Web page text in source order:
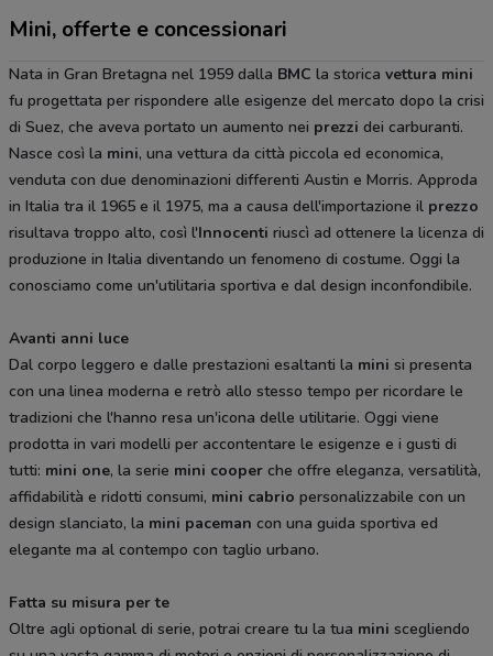
Mini, offerte e concessionari
Nata in Gran Bretagna nel 1959 dalla BMC la storica vettura mini
fu progettata per rispondere alle esigenze del mercato dopo la crisi
di Suez, che aveva portato un aumento nei prezzi dei carburanti.
Nasce così la mini, una vettura da città piccola ed economica,
venduta con due denominazioni differenti Austin e Morris. Approda
in Italia tra il 1965 e il 1975, ma a causa dell'importazione il prezzo
risultava troppo alto, così l'Innocenti riuscì ad ottenere la licenza di
produzione in Italia diventando un fenomeno di costume. Oggi la
conosciamo come un'utilitaria sportiva e dal design inconfondibile.
Avanti anni luce
Dal corpo leggero e dalle prestazioni esaltanti la mini si presenta
con una linea moderna e retrò allo stesso tempo per ricordare le
tradizioni che l'hanno resa un'icona delle utilitarie. Oggi viene
prodotta in vari modelli per accontentare le esigenze e i gusti di
tutti: mini one, la serie mini cooper che offre eleganza, versatilità,
affidabilità e ridotti consumi, mini cabrio personalizzabile con un
design slanciato, la mini paceman con una guida sportiva ed
elegante ma al contempo con taglio urbano.
Fatta su misura per te
Oltre agli optional di serie, potrai creare tu la tua mini scegliendo